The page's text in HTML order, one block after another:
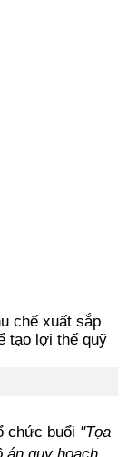
chức buổi "Tọa